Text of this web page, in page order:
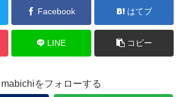
Facebook はてブ
LINE コピー
mabichiをフォローする